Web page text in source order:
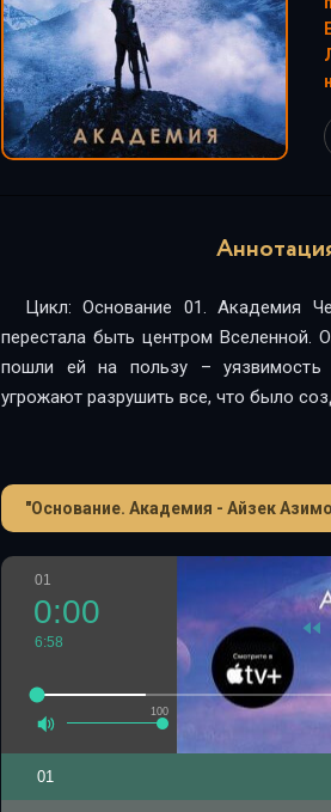
Цикл: Основание 01. Академия
перестала быть центром Вселенной.
пошли ей на пользу – уязвимость
угрожают разрушить все, что было
"Основание. Академия - Айзек
01
100
0:00
6:58
01